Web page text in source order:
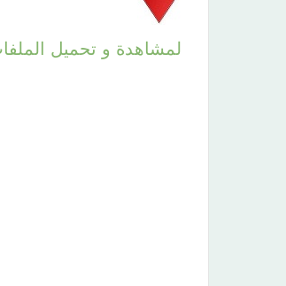
لمشاهدة و تحميل